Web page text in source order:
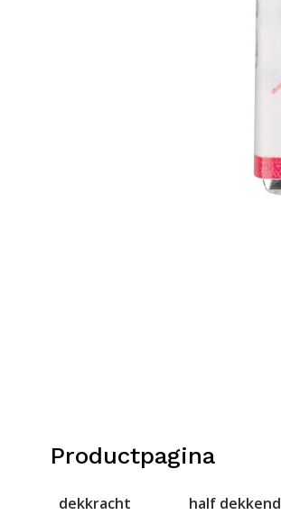
Productpagina
dekkracht
half dekkend